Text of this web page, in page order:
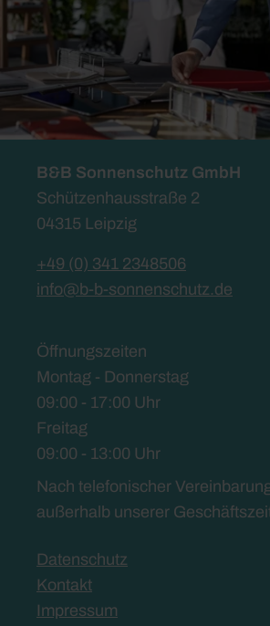
B&B Sonnenschutz GmbH
Schützenhausstraße 2
04315 Leipzig
+49 (0) 341 2348506
info@b-b-sonnenschutz.de
Öffnungszeiten
Montag - Donnerstag
09:00 - 17:00 Uhr
Freitag
09:00 - 13:00 Uhr
Nach telefonischer
außerhalb unserer
Datenschutz
Kontakt
Impressum